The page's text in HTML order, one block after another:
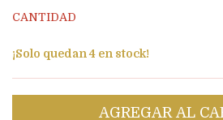
CANTIDAD
¡Solo quedan4 en stock!